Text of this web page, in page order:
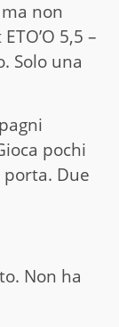
non
5,5 –
Solo una
pochi
porta. Due
Non ha